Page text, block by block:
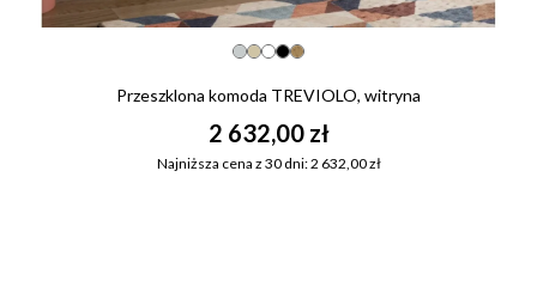
Przeszklona komoda TREVIOLO, witryna
2 632,00 zł
Najniższa cena z 30 dni: 2 632,00 zł